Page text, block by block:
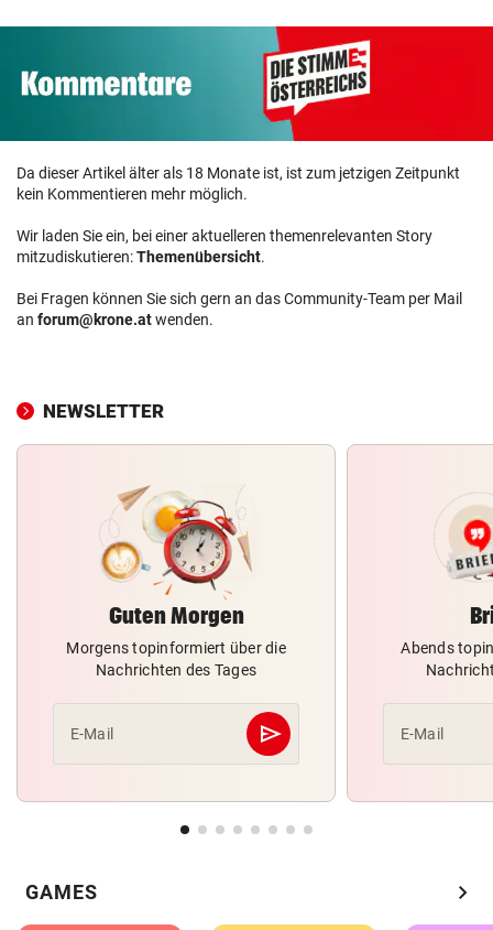
Da dieser Artikel älter als 18 Monate ist, ist zum jetzigen Zeitpunkt
kein Kommentieren mehr möglich.
Wir laden Sie ein, bei einer aktuelleren themenrelevanten Story
mitzudiskutieren:Themenübersicht.
Bei Fragen können Sie sich gern an das Community-Team per Mail
an forum@krone.atwenden.
NEWSLETTER
Guten Morgen
Morgens topinformiert über die
Nachrichten des Tages
E-Mail send
Abschicken
Abends
E-Mail
GAMES chevron_right